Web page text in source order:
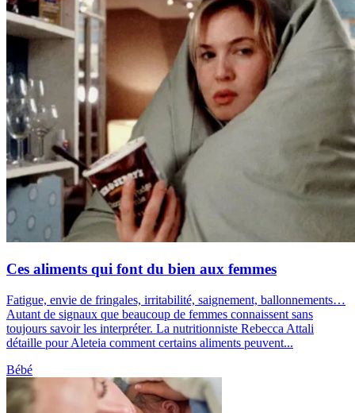
Ces aliments qui font du bien aux femmes
Fatigue, envie de fringales, irritabilité, saignement, ballonnements…
Autant de signaux que beaucoup de femmes connaissent sans
toujours savoir les interpréter. La nutritionniste Rebecca Attali
détaille pour Aleteia comment certains aliments peuvent...
Bébé